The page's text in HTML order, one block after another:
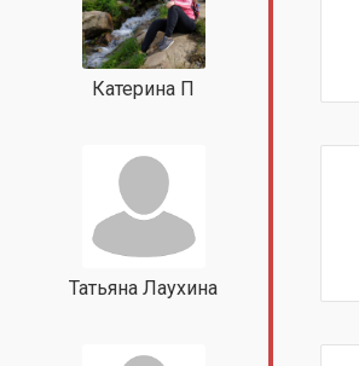
Катерина П
Татьяна Лаухина